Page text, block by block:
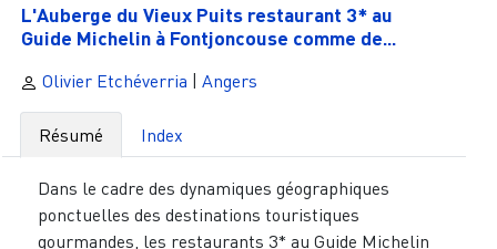
L'Auberge du Vieux Puits restaurant 3* au
Guide Michelin à Fontjoncouse comme de...
Olivier Etchéverria Angers
Résumé Index
Dans le cadre des dynamiques géographiques
ponctuelles des destinations touristiques
gourmandes, les restaurants 3* au Guide Michelin